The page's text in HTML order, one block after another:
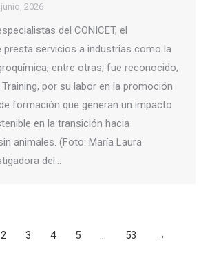
2026
del CONICET, el
presta servicios a industrias como la
entre otras, fue reconocido,
por su labor en la promoción
formación que generan un impacto
en la transición hacia
animales. (Foto: María Laura
del…
2 3 4 5 … 53 →